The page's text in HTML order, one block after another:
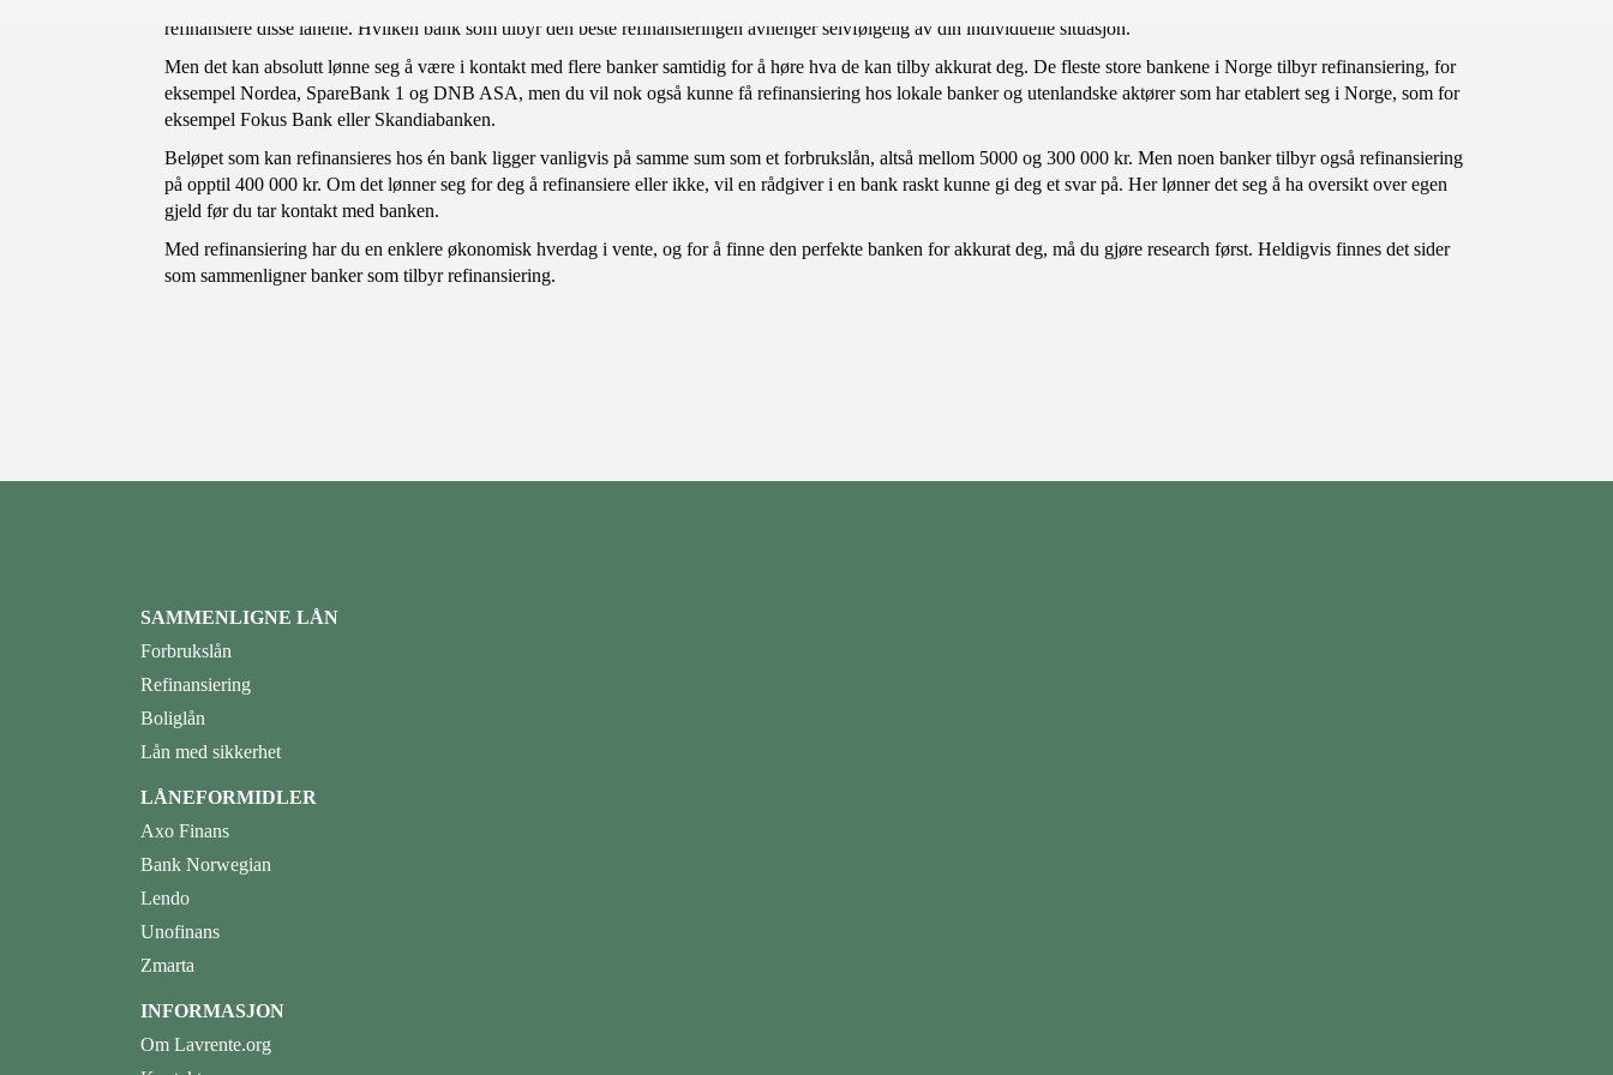
refinansiere disse lånene. Hvilken bank som tilbyr den beste refinansieringen avhenger selvfølgelig av din individuelle situasjon.
Men det kan absolutt lønne seg å være i kontakt med flere banker samtidig for å høre hva de kan tilby akkurat deg. De fleste store bankene i Norge tilbyr refinansiering, for
eksempel Nordea, SpareBank 1 og DNB ASA, men du vil nok også kunne få refinansiering hos lokale banker og utenlandske aktører som har etablert seg i Norge, som for
eksempel Fokus Bank eller Skandiabanken.
Beløpet som kan refinansieres hos én bank ligger vanligvis på samme sum som et forbrukslån, altså mellom 5000 og 300 000 kr. Men noen banker tilbyr også refinansiering
på opptil 400 000 kr. Om det lønner seg for deg å refinansiere eller ikke, vil en rådgiver i en bank raskt kunne gi deg et svar på. Her lønner det seg å ha oversikt over egen
gjeld før du tar kontakt med banken.
Med refinansiering har du en enklere økonomisk hverdag i vente, og for å finne den perfekte banken for akkurat deg, må du gjøre research først. Heldigvis finnes det sider
som sammenligner banker som tilbyr refinansiering.
SAMMENLIGNE LÅN
Forbrukslån
Refinansiering
Boliglån
Lån med sikkerhet
LÅNEFORMIDLER
Axo Finans
Bank Norwegian
Lendo
Unofinans
Zmarta
INFORMASJON
Om Lavrente.org